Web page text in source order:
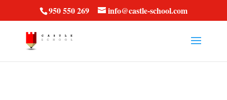
950 550 269 info@castle-school.com